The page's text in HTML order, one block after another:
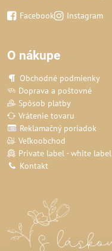
Facebook Instagram
O nákupe
Obchodné podmienky
Doprava a poštovné
Spôsob platby
Vrátenie tovaru
Reklamačný poriadok
Veľkoobchod
Private label - white label
Kontakt